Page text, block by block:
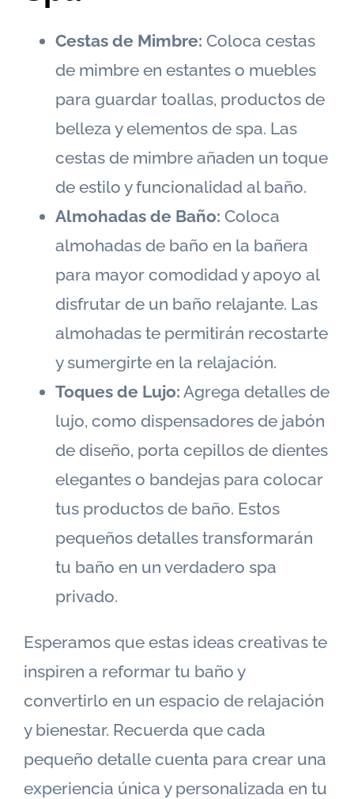
Cestas de Mimbre: Coloca cestas
de mimbre en estantes o muebles
para guardar toallas, productos de
belleza y elementos de spa. Las
cestas de mimbre añaden un toque
de estilo y funcionalidad al baño.
Almohadas de Baño: Coloca
almohadas de baño en la bañera
para mayor comodidad y apoyo al
disfrutar de un baño relajante. Las
almohadas te permitirán recostarte
y sumergirte en la relajación.
Toques de Lujo: Agrega detalles de
lujo, como dispensadores de jabón
de diseño, porta cepillos de dientes
elegantes o bandejas para colocar
tus productos de baño. Estos
pequeños detalles transformarán
tu baño en un verdadero spa
privado.
Esperamos que estas ideas creativas te
inspiren a reformar tu baño y
convertirlo en un espacio de relajación
y bienestar. Recuerda que cada
pequeño detalle cuenta para crear una
experiencia única y personalizada en tu